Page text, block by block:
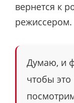
вернется к
режиссером.
Думаю, и
чтобы